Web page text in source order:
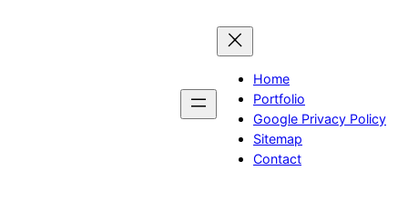
Home
Portfolio
Google Privacy Policy
Sitemap
Contact